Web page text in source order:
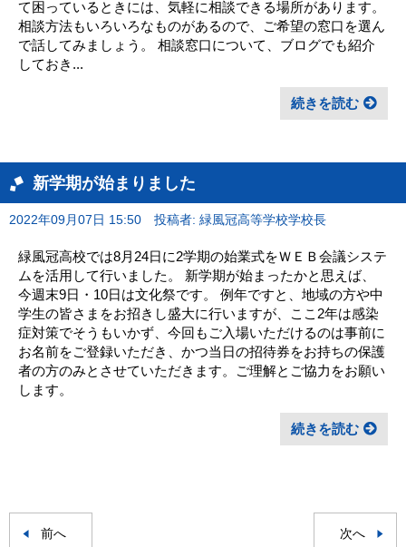
て困っているときには、気軽に相談できる場所があります。
相談方法もいろいろなものがあるので、ご希望の窓口を選ん
で話してみましょう。 相談窓口について、ブログでも紹介
しておき...
続きを読む
新学期が始まりました
2022年09月07日 15:50 投稿者: 緑風冠高等学校学校長
緑風冠高校では8月24日に2学期の始業式をＷＥＢ会議システ
ムを活用して行いました。 新学期が始まったかと思えば、
今週末9日・10日は文化祭です。 例年ですと、地域の方や中
学生の皆さまをお招きし盛大に行いますが、ここ2年は感染
症対策でそうもいかず、今回もご入場いただけるのは事前に
お名前をご登録いただき、かつ当日の招待券をお持ちの保護
者の方のみとさせていただきます。ご理解とご協力をお願い
します。
続きを読む
前へ 次へ